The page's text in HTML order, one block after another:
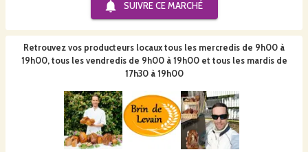
SUIVRE CE MARCHÉ
Retrouvez vos producteurs locaux tous les mercredis de 9h00 à
19h00, tous les vendredis de 9h00 à 19h00 et tous les mardis de
17h30 à 19h00